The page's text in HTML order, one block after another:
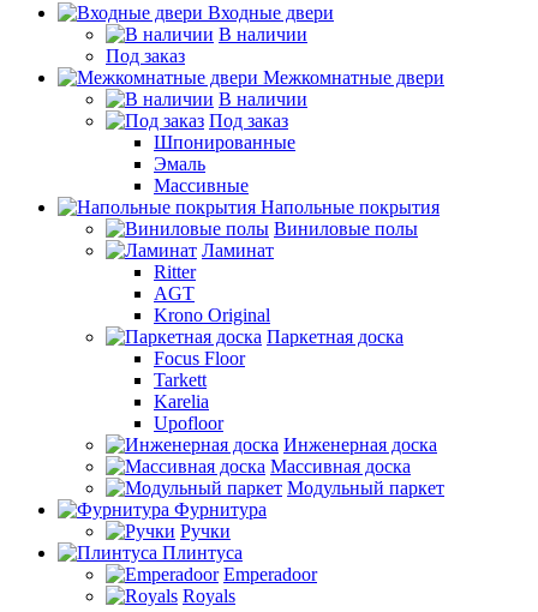
Входные двери
В наличии
Под заказ
Межкомнатные двери
В наличии
Под заказ
Шпонированные
Эмаль
Массивные
Напольные покрытия
Виниловые полы
Ламинат
Ritter
AGT
Krono Original
Паркетная доска
Focus Floor
Tarkett
Karelia
Upofloor
Инженерная доска
Массивная доска
Модульный паркет
Фурнитура
Ручки
Плинтуса
Emperadoor
Royals